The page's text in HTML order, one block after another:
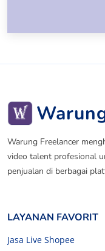
Warung Freelancer
video talent profesional
penjualan di berbagai
LAYANAN FAVORIT
Jasa Live Shopee